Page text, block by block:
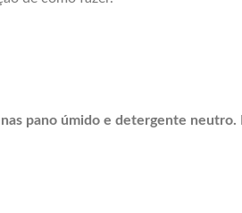
pano úmido e detergente neutro.